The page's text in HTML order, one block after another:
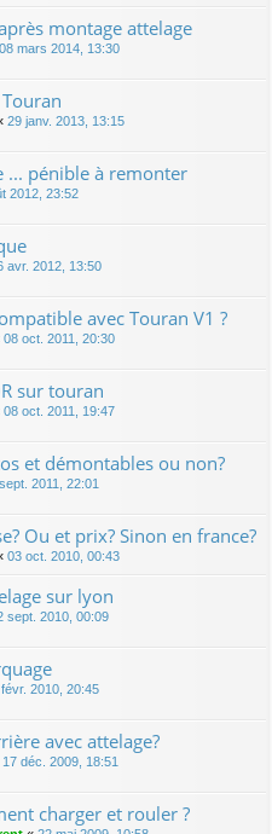
montage attelage
08 mars 2014, 13:30
29 janv. 2013, 13:15
... pénible à remonter
2012, 23:52
avr. 2012, 13:50
avec Touran V1 ?
08 oct. 2011, 20:30
sur touran
08 oct. 2011, 19:47
et démontables ou non?
2011, 22:01
Ou et prix? Sinon en france?
03 oct. 2010, 00:43
sur lyon
sept. 2010, 00:09
févr. 2010, 20:45
avec attelage?
17 déc. 2009, 18:51
charger et rouler ?